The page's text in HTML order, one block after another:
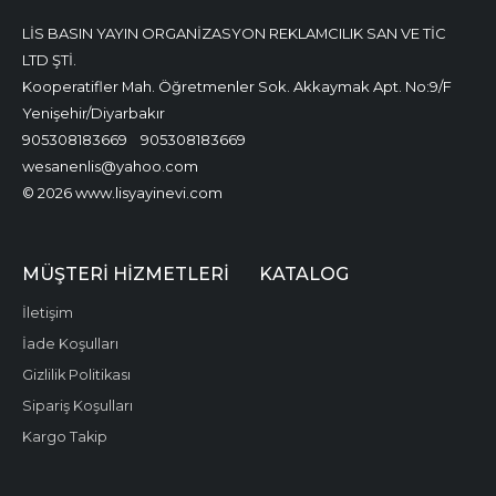
LİS BASIN YAYIN ORGANİZASYON REKLAMCILIK SAN VE TİC
LTD ŞTİ.
Kooperatifler Mah. Öğretmenler Sok. Akkaymak Apt. No:9/F
Yenişehir/Diyarbakır
905308183669
905308183669
wesanenlis@yahoo.com
© 2026 www.lisyayinevi.com
MÜŞTERI HIZMETLERI
İletişim
İade Koşulları
Gizlilik Politikası
Sipariş Koşulları
Kargo Takip
KATALOG